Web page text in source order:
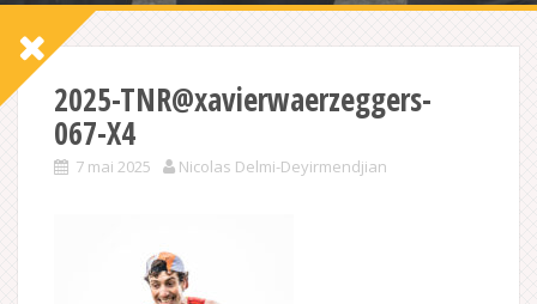
2025-TNR@xavierwaerzeggers-
067-X4
7 mai 2025 Nicolas Delmi-Deyirmendjian